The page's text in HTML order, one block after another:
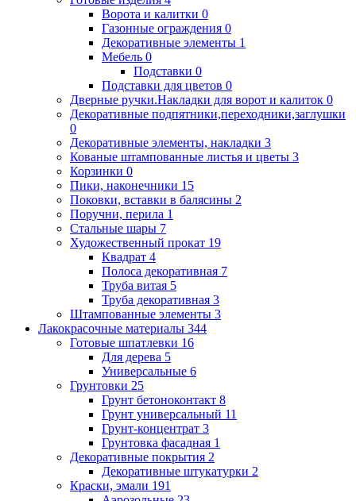
Ворота и калитки 0
Газонные ограждения 0
Декоративные элементы 1
Мебель 0
Подставки 0
Подставки для цветов 0
Дверные ручки.Накладки для ворот и калиток 0
Декоративные подпятники,переходники,заглушки
0
Декоративные элементы, накладки 3
Кованые штампованные листья и цветы 3
Корзинки 0
Пики, наконечники 15
Поковки, вставки в балясины 2
Поручни, перила 1
Стальные шары 7
Художественный прокат 19
Квадрат 4
Полоса декоративная 7
Труба витая 5
Труба декоративная 3
Штампованные элементы 3
Лакокрасочные материалы 344
Готовые шпатлевки 16
Для дерева 5
Универсальные 6
Грунтовки 25
Грунт бетоноконтакт 8
Грунт универсальный 11
Грунт-концентрат 3
Грунтовка фасадная 1
Декоративные покрытия 2
Декоративные штукатурки 2
Краски, эмали 191